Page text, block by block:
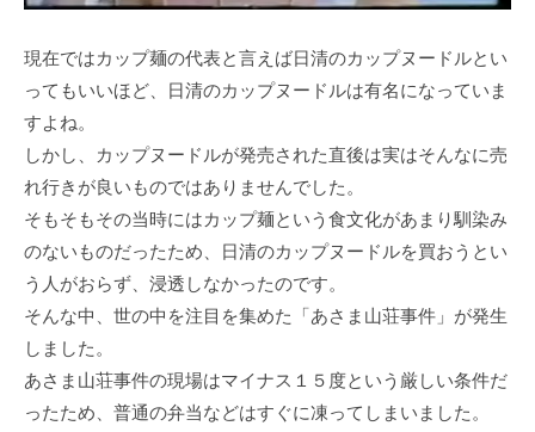
現在ではカップ麺の代表と⾔えば⽇清のカップヌードルとい
ってもいいほど、⽇清のカップヌードルは有名になっていま
すよね。
しかし、カップヌードルが発売された直後は実はそんなに売
れ⾏きが良いものではありませんでした。
そもそもその当時にはカップ麺という⾷⽂化があまり馴染み
のないものだったため、⽇清のカップヌードルを買おうとい
う⼈がおらず、浸透しなかったのです。
そんな中、世の中を注⽬を集めた「あさま⼭荘事件」が発⽣
しました。
あさま⼭荘事件の現場はマイナス１５度という厳しい条件だ
ったため、普通の弁当などはすぐに凍ってしまいました。